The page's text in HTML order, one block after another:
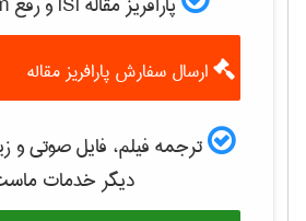
ارسال سفارش پارافریز مقاله
ترجمه فیلم، فایل صوتی و
دیگر خدمات